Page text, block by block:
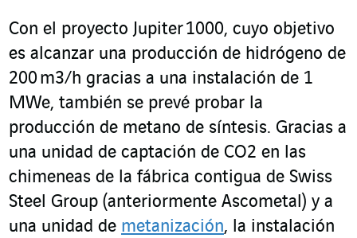
Con el proyecto Jupiter 1000, cuyo objetivo
es alcanzar una producción de hidrógeno de
200 m3/h gracias a una instalación de 1
MWe, también se prevé probar la
producción de metano de síntesis. Gracias a
una unidad de captación de CO2 en las
chimeneas de la fábrica contigua de Swiss
Steel Group (anteriormente Ascometal) y a
una unidad de metanización, la instalación